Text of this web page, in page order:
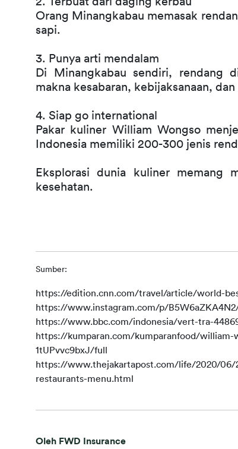
Orang Minangkabau memasak
sapi.
3. Punya arti mendalam
Di Minangkabau sendiri, rendang
makna kesabaran, kebijaksanaan,
4. Siap go international
Pakar kuliner William Wongso
Indonesia memiliki 200-300 jenis
Eksplorasi dunia kuliner memang
kesehatan.
Sumber:
https://edition.cnn.com/travel/article/world-
https://www.instagram.com/p/
https://www.bbc.com/indonesia/vert-tra-
https://kumparan.com/kumparanfood/william-
1tUPvvc9bxJ/full
https://www.thejakartapost.com/life/2020/06/
restaurants-menu.html
Oleh FWD Insurance